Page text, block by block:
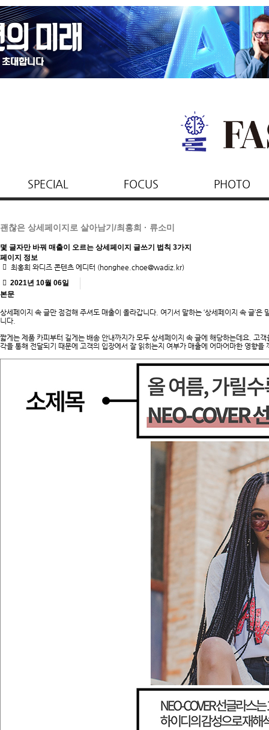
SPECIAL FOCUS PHOTO
괜찮은 상세페이지로 살아남기/최홍희 · 류소미
몇 글자만 바꿔 매출이 오르는 상세페이지 글쓰기 법칙 3가지
페이지 정보
최홍희 와디즈 콘텐츠 에디터 (honghee.choe@wadiz.kr)
2021년 10월 06일
본문
상세페이지 속 글만 점검해 주셔도 매출이 올라갑니다. 여기서 말하는 ‘상세페이지 속 글’
니다.
짧게는 제품 카피부터 길게는 배송 안내까지가 모두 상세페이지 속 글에 해당하는데요. 고
각을 통해 전달되기 때문에 고객의 입장에서 잘 읽히는지 여부가 매출에 어마어마한 영향을